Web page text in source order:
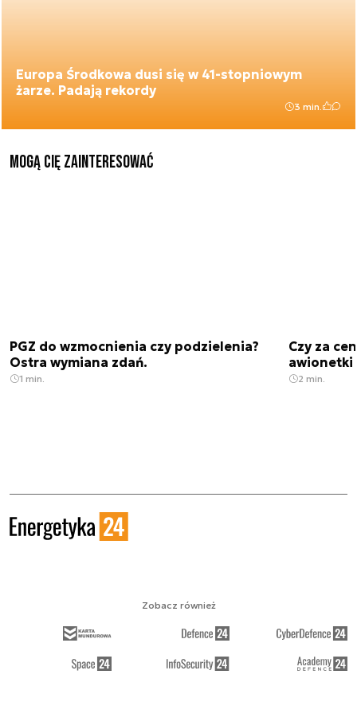
Europa Środkowa dusi się w 41-stopniowym
żarze. Padają rekordy
3 min.
Mogą Cię zainteresować
PGZ do wzmocnienia czy podzielenia?
Ostra wymiana zdań.
1 min.
Czy za
awionetki
2 min.
Zobacz również